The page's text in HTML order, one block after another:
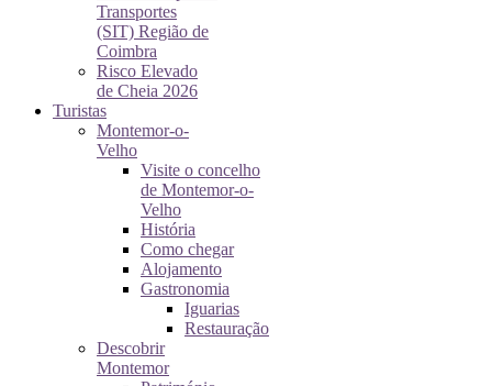
Transportes
(SIT) Região de
Coimbra
Risco Elevado
de Cheia 2026
Turistas
Montemor-o-
Velho
Visite o concelho
de Montemor-o-
Velho
História
Como chegar
Alojamento
Gastronomia
Iguarias
Restauração
Descobrir
Montemor